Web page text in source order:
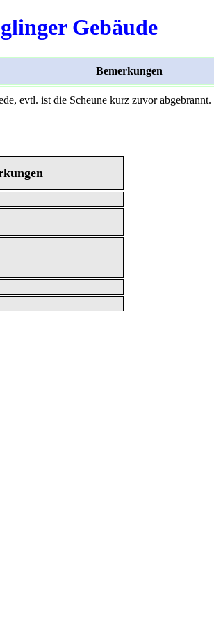
Gebäude
Bemerkungen
evtl. ist die Scheune kurz zuvor abgebrannt.